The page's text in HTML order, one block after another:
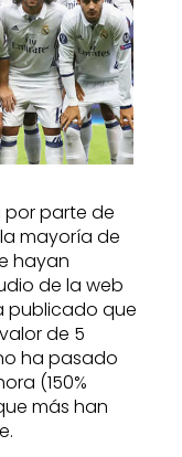
por parte de
mayoría de
hayan
de la web
publicado que
de 5
ha pasado
(150%
más han